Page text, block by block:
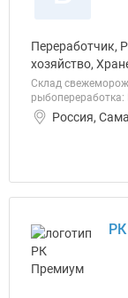
Переработчик,
хозяйство,
Склад
рыбопереработка:
Россия,